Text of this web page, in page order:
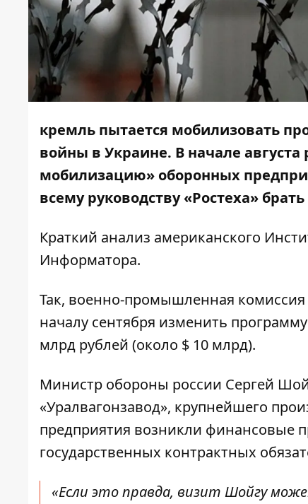
кремль пытается мобилизовать
войны в Украине. В начале
мобилизацию» оборонных
всему руководству «Ростеха» брать
Краткий анализ американского
Информатора.
Так, военно-промышленная комиссия
началу сентября изменить
млрд рублей (около $ 10 млрд).
Министр обороны россии Сергей
«Уралвагонзавод», крупнейшего
предприятия возникли финансовые
государственных контрактных
«Если это правда, визит Шойгу